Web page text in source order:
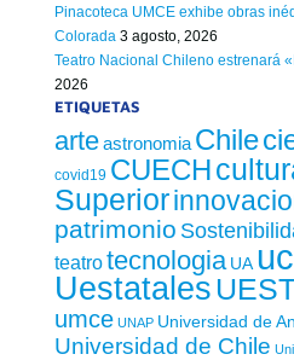
Pinacoteca UMCE exhibe obras
Colorada 3 agosto, 2026
Teatro Nacional Chileno estrenará
2026
ETIQUETAS
arteastronomia Chile
covid19 CUECH
Superior
patrimonio
teatrotecnologia UA
Uestatales
umce UNAP Universidad de
Universidad de Chile